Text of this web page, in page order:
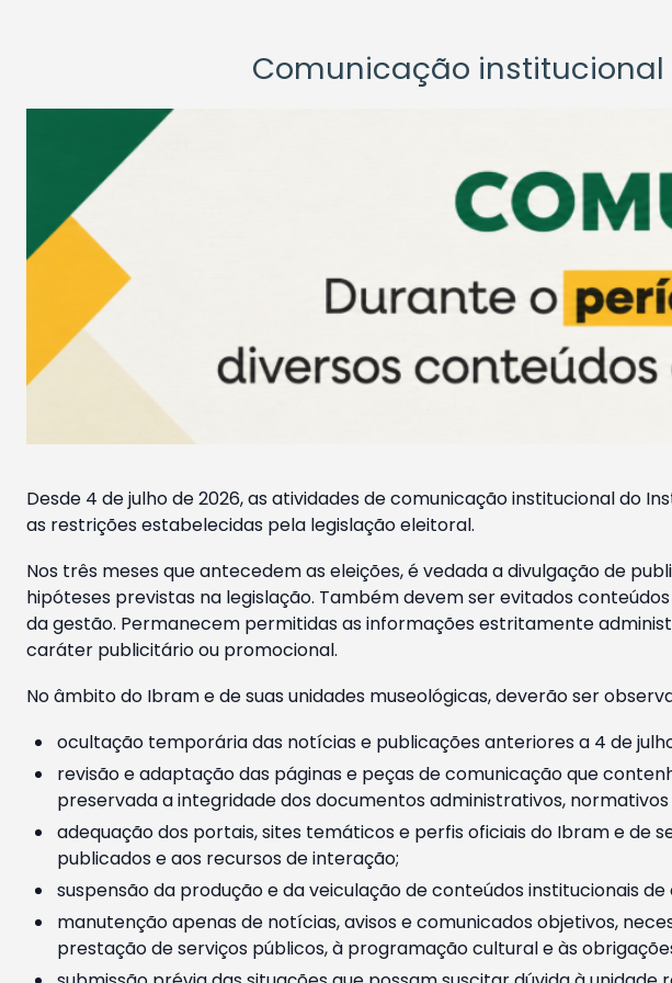
Comunicação institucional
Desde 4 de julho de 2026, as atividades de comunicação institucional do
as restrições estabelecidas pela legislação eleitoral.
Nos três meses que antecedem as eleições, é vedada a divulgação de
hipóteses previstas na legislação. Também devem ser evitados
da gestão. Permanecem permitidas as informações estritamente
caráter publicitário ou promocional.
No âmbito do Ibram e de suas unidades museológicas, deverão ser
ocultação temporária das notícias e publicações anteriores a 4 de
revisão e adaptação das páginas e peças de comunicação que
preservada a integridade dos documentos administrativos, normativos
adequação dos portais, sites temáticos e perfis oficiais do Ibram e de
publicados e aos recursos de interação;
suspensão da produção e da veiculação de conteúdos institucionais
manutenção apenas de notícias, avisos e comunicados objetivos,
prestação de serviços públicos, à programação cultural e às